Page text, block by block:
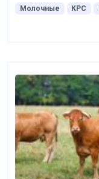
Молочные КРС